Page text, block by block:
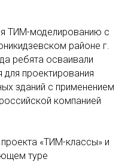
ТИМ-моделированию с
районе г.
ребята осваивали
проектирования
зданий с применением
компанией
«ТИМ-классы» и
туре